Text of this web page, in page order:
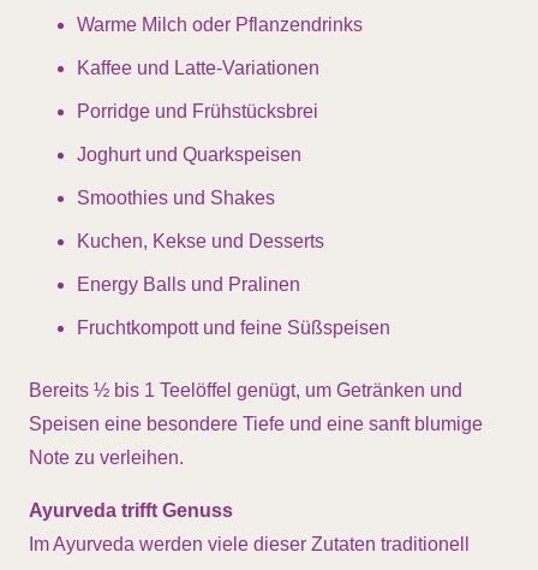
Warme Milch oder Pflanzendrinks
Kaffee und Latte-Variationen
Porridge und Frühstücksbrei
Joghurt und Quarkspeisen
Smoothies und Shakes
Kuchen, Kekse und Desserts
Energy Balls und Pralinen
Fruchtkompott und feine Süßspeisen
Bereits ½ bis 1 Teelöffel genügt, um Getränken und
Speisen eine besondere Tiefe und eine sanft blumige
Note zu verleihen.
Ayurveda trifft Genuss
Im Ayurveda werden viele dieser Zutaten traditionell